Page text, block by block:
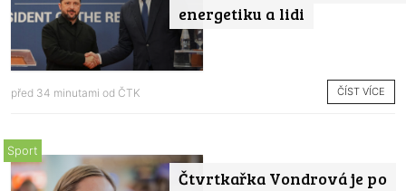
energetiku a lidi
před 34 minutami od ČTK ČÍST VÍCE
Čtvrtkařka Vondrová je po
Sport